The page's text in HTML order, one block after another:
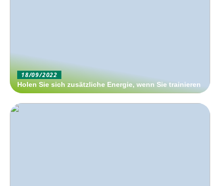
18/09/2022
Holen Sie sich zusätzliche Energie, wenn Sie trainieren